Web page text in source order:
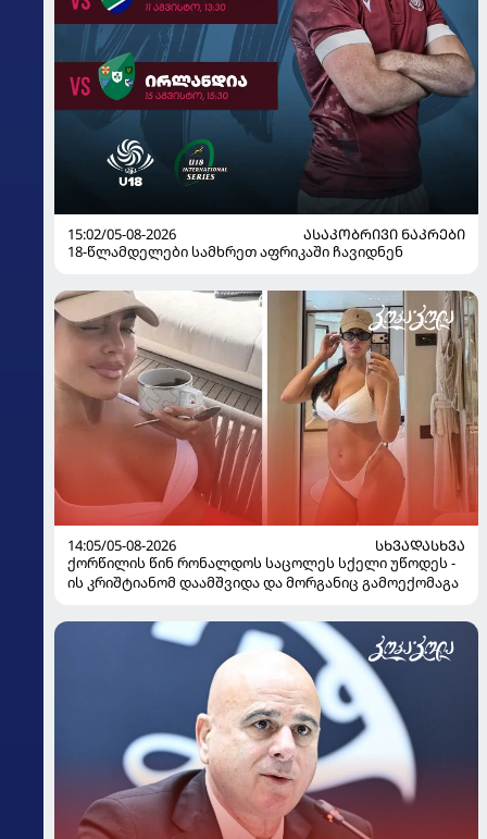
15:02/05-08-2026
ᲐᲡᲐᲙᲝᲑᲠᲘᲕᲘ ᲜᲐᲙᲠᲔᲑᲘ
18-წლამდელები სამხრეთ აფრიკაში ჩავიდნენ
14:05/05-08-2026
ᲡᲮᲕᲐᲓᲐᲡᲮᲕᲐ
ქორწილის წინ რონალდოს საცოლეს სქელი უწოდეს -
ის კრიშტიანომ დაამშვიდა და მორგანიც გამოექომაგა